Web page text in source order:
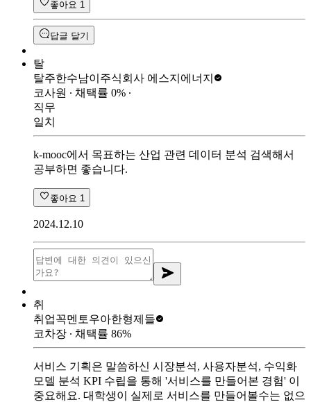
좋아요 1
답글 달기
탈
탈주한수남이 주식회사 에스지에너지
코사원 ∙ 채택률 0% ∙
직무
일치
k-mooc에서 목표하는 산업 관련 데이터 분석 검색해서
공부하면 좋습니다.
좋아요 1
2024.12.10
취
취업꼭멘토우아한형제들
코차장 ∙ 채택률 86%
서비스 기획은 말씀하신 시장분석, 사용자분석, 수익화
모델 분석 KPI 수립을 통해 '서비스를 만들어본 경험' 이
중요해요. 대학생이 실제로 서비스를 만들어볼수는 없으